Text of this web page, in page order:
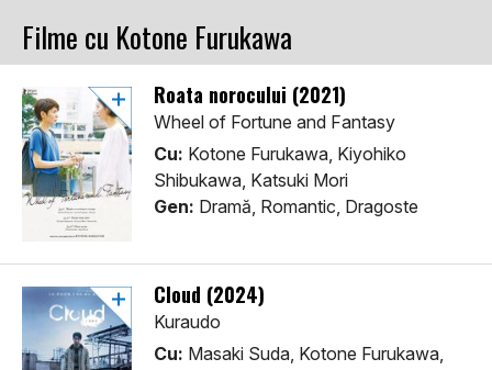
Filme cu Kotone Furukawa
Roata norocului (2021)
Wheel of Fortune and Fantasy
Cu: Kotone Furukawa, Kiyohiko
Shibukawa, Katsuki Mori
Gen: Dramă, Romantic, Dragoste
Cloud (2024)
Kuraudo
Cu: Masaki Suda, Kotone Furukawa,